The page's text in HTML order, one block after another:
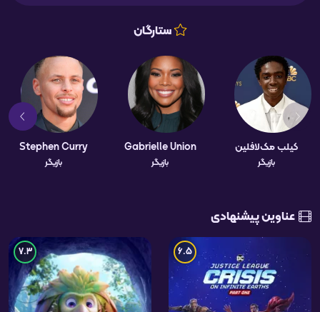
ستارگان
کیلب مک‌لافلین
بازیگر
Gabrielle Union
بازیگر
Stephen Curry
بازیگر
عناوین پیشنهادی
6.5
7.3